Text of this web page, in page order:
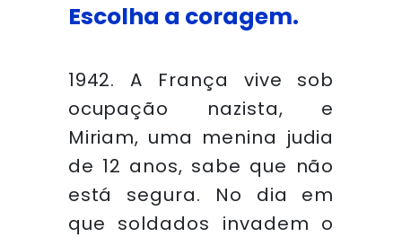
Escolha a coragem.
1942. A França vive sob
ocupação nazista, e
Miriam, uma menina judia
de 12 anos, sabe que não
está segura. No dia em
que soldados invadem o